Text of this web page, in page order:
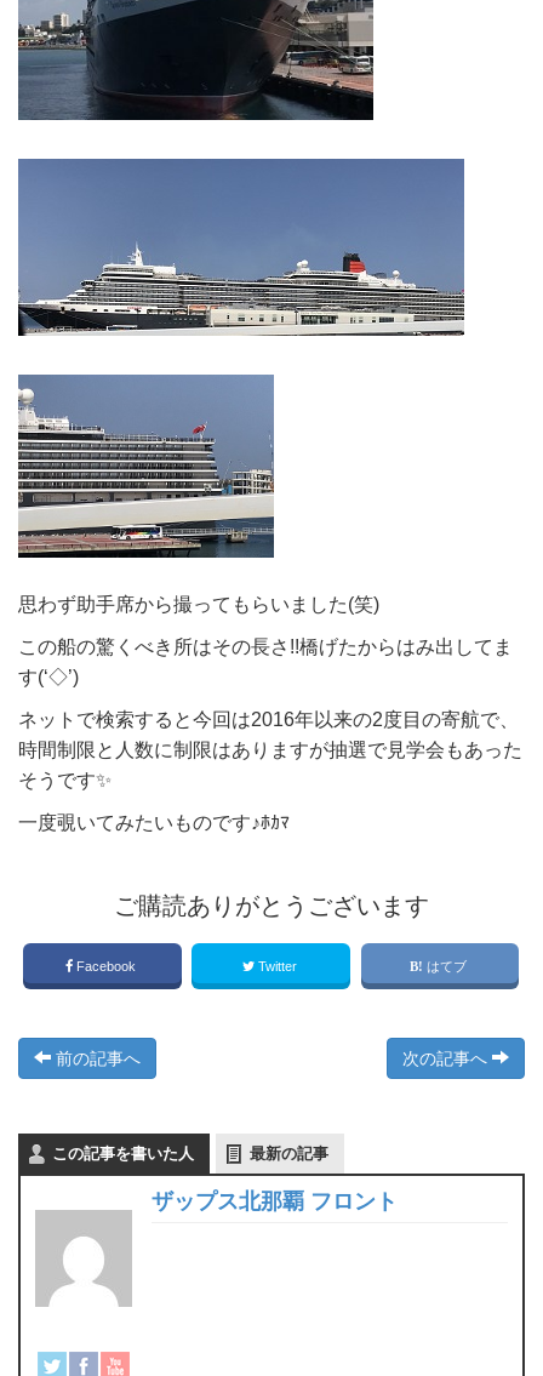
思わず助手席から撮ってもらいました(笑)
この船の驚くべき所はその長さ!!橋げたからはみ出してま
す(‘◇’)
ネットで検索すると今回は2016年以来の2度目の寄航で、
時間制限と人数に制限はありますが抽選で見学会もあった
そうです✨
一度覗いてみたいものです♪ﾎｶﾏ
ご購読ありがとうございます
Facebook Twitter はてブ
前の記事へ 次の記事へ
この記事を書いた人 最新の記事
ザップス北那覇 フロント